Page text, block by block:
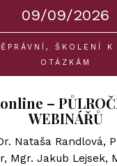
09/09/2026
ŠKOLENÍ K
OTÁZKÁM
–
WEBINÁŘŮ
Nataša Randlová,
Mgr. Jakub Lejsek